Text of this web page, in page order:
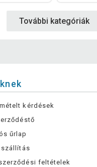
További kategóriák
kérdések
űrlap
szállítás
feltételek